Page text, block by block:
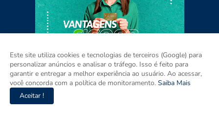
Este site utiliza cookies e tecnologias de terceiros (Google) para
personalizar anúncios e analisar o tráfego. Isso é feito para
garantir e entregar a melhor experiência ao usuário. Ao acessar,
você concorda com a política de monitoramento. Saiba Mais
Aceitar !